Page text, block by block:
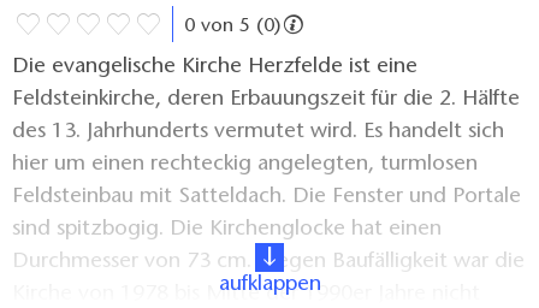
0 von 5 (0)
Die evangelische Kirche Herzfelde ist eine
Feldsteinkirche, deren Erbauungszeit für die 2. Hälfte
des 13. Jahrhunderts vermutet wird. Es handelt sich
hier um einen rechteckig angelegten, turmlosen
Feldsteinbau mit Satteldach. Die Fenster und Portale
sind spitzbogig. Die Kirchenglocke hat einen
Durchmesser von 73 cm. Wegen Baufälligkeit war die
Kirche von 1978 bis Mitte der 1990er Jahre nicht
aufklappen